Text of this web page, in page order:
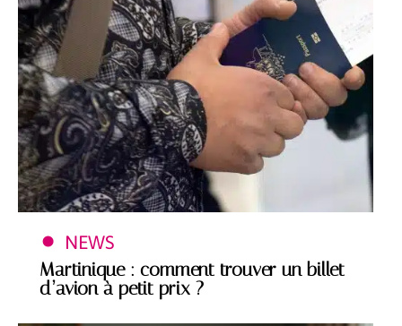
NEWS
Martinique : comment trouver un billet
d’avion à petit prix ?